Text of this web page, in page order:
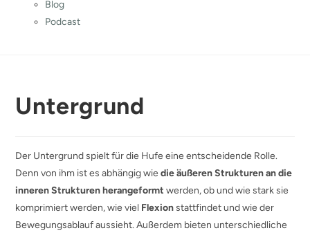
Blog
Podcast
Untergrund
Der Untergrund spielt für die Hufe eine entscheidende Rolle.
Denn von ihm ist es abhängig wiedie äußeren Strukturen an die
inneren Strukturen herangeformt werden, ob und wie stark sie
komprimiert werden, wie viel Flexionstattfindet und wie der
Bewegungsablauf aussieht. Außerdem bieten unterschiedliche